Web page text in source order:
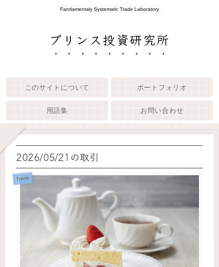
Fandamentaly Systematic Trade Laboratory
プリンス投資研究所
このサイトについて ポートフォリオ
用語集 お問い合わせ
2026/05/21の取引
Trade